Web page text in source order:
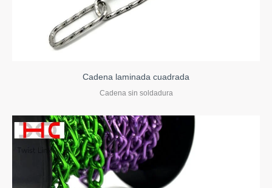
Cadena laminada cuadrada
Cadena sin soldadura